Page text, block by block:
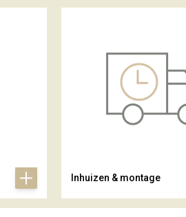
Inhuizen & montage